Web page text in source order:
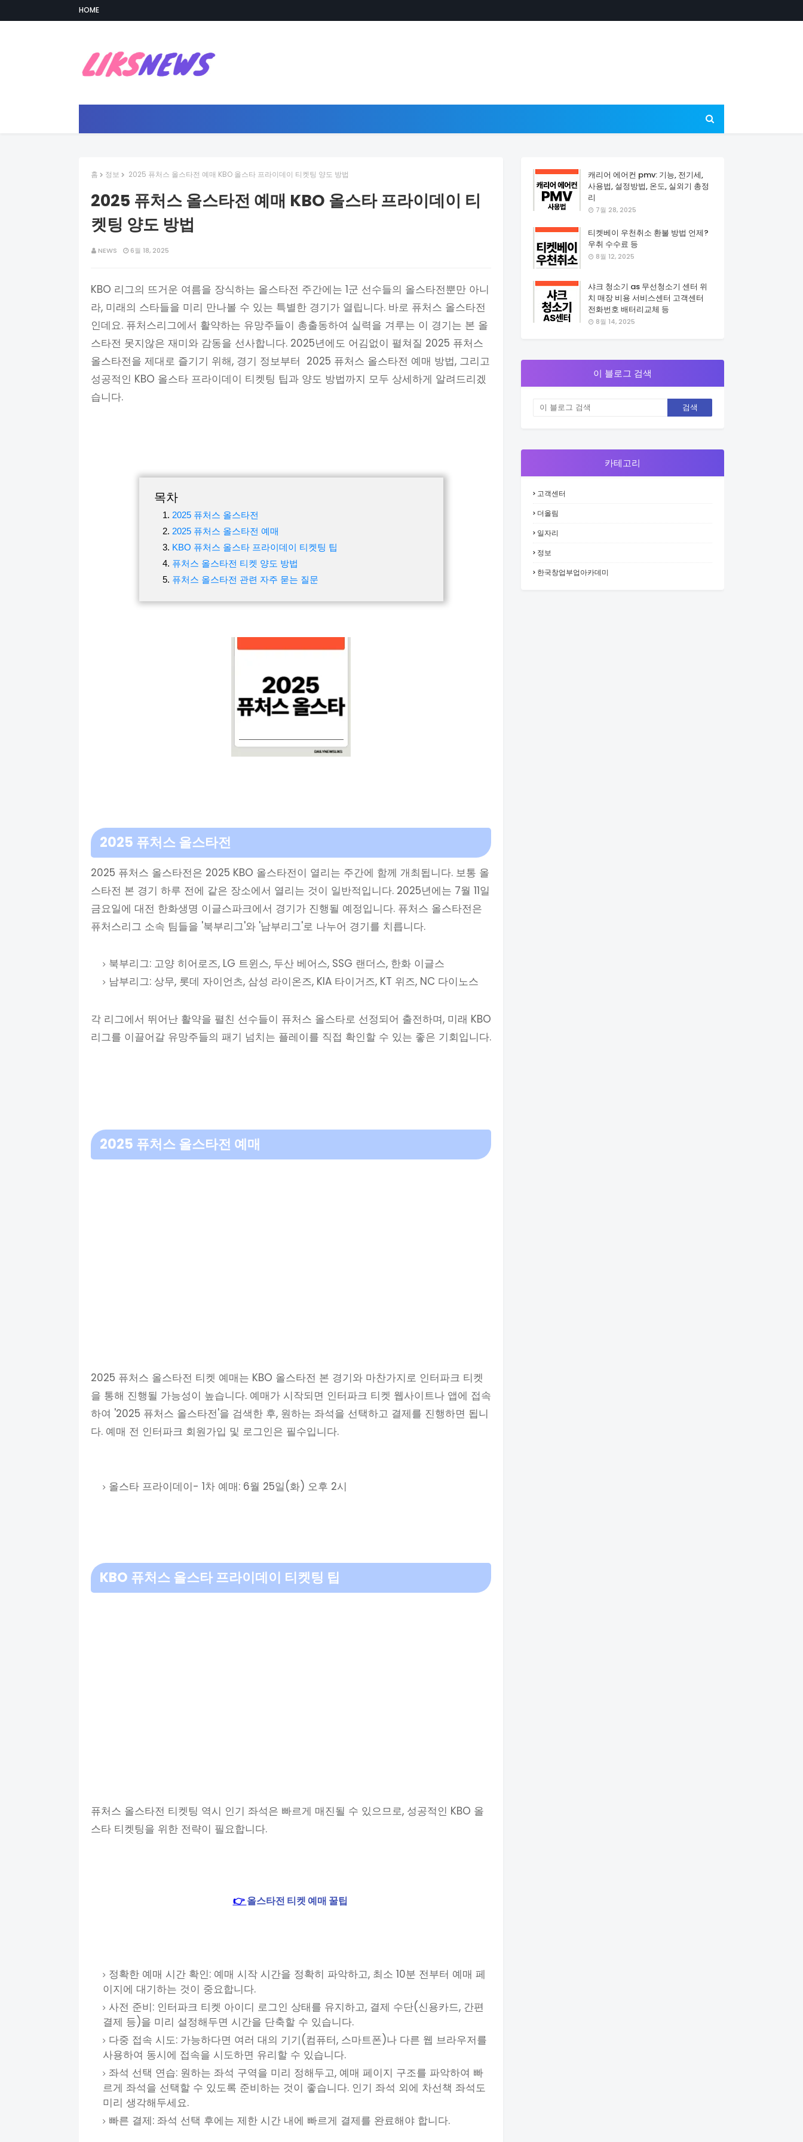
HOME
홈 정보 2025 퓨처스 올스타전 예매 KBO 올스타 프라이데이 티켓팅 양도 방법
2025 퓨처스 올스타전 예매 KBO 올스타 프라이데이 티
켓팅 양도 방법
NEWS 6월 18, 2025
KBO 리그의 뜨거운 여름을 장식하는 올스타전 주간에는 1군 선수들의 올스타전뿐만 아니
라, 미래의 스타들을 미리 만나볼 수 있는 특별한 경기가 열립니다. 바로 퓨처스 올스타전
인데요. 퓨처스리그에서 활약하는 유망주들이 총출동하여 실력을 겨루는 이 경기는 본 올
스타전 못지않은 재미와 감동을 선사합니다. 2025년에도 어김없이 펼쳐질 2025 퓨처스
올스타전을 제대로 즐기기 위해, 경기 정보부터 2025 퓨처스 올스타전 예매 방법, 그리고
성공적인 KBO 올스타 프라이데이 티켓팅 팁과 양도 방법까지 모두 상세하게 알려드리겠
습니다.
목차
2025 퓨처스 올스타전
2025 퓨처스 올스타전 예매
KBO 퓨처스 올스타 프라이데이 티켓팅 팁
퓨처스 올스타전 티켓 양도 방법
퓨처스 올스타전 관련 자주 묻는 질문
2025 퓨처스 올스타전
2025 퓨처스 올스타전은 2025 KBO 올스타전이 열리는 주간에 함께 개최됩니다. 보통 올
스타전 본 경기 하루 전에 같은 장소에서 열리는 것이 일반적입니다. 2025년에는 7월 11일
금요일에 대전 한화생명 이글스파크에서 경기가 진행될 예정입니다. 퓨처스 올스타전은
퓨처스리그 소속 팀들을 '북부리그'와 '남부리그'로 나누어 경기를 치릅니다.
북부리그: 고양 히어로즈, LG 트윈스, 두산 베어스, SSG 랜더스, 한화 이글스
남부리그: 상무, 롯데 자이언츠, 삼성 라이온즈, KIA 타이거즈, KT 위즈, NC 다이노스
각 리그에서 뛰어난 활약을 펼친 선수들이 퓨처스 올스타로 선정되어 출전하며, 미래 KBO
리그를 이끌어갈 유망주들의 패기 넘치는 플레이를 직접 확인할 수 있는 좋은 기회입니다.
2025 퓨처스 올스타전 예매
2025 퓨처스 올스타전 티켓 예매는 KBO 올스타전 본 경기와 마찬가지로 인터파크 티켓
을 통해 진행될 가능성이 높습니다. 예매가 시작되면 인터파크 티켓 웹사이트나 앱에 접속
하여 '2025 퓨처스 올스타전'을 검색한 후, 원하는 좌석을 선택하고 결제를 진행하면 됩니
다. 예매 전 인터파크 회원가입 및 로그인은 필수입니다.
올스타 프라이데이- 1차 예매: 6월 25일(화) 오후 2시
KBO 퓨처스 올스타 프라이데이 티켓팅 팁
퓨처스 올스타전 티켓팅 역시 인기 좌석은 빠르게 매진될 수 있으므로, 성공적인 KBO 올
스타 티켓팅을 위한 전략이 필요합니다.
👉올스타전 티켓 예매 꿀팁
정확한 예매 시간 확인: 예매 시작 시간을 정확히 파악하고, 최소 10분 전부터 예매 페
이지에 대기하는 것이 중요합니다.
사전 준비: 인터파크 티켓 아이디 로그인 상태를 유지하고, 결제 수단(신용카드, 간편
결제 등)을 미리 설정해두면 시간을 단축할 수 있습니다.
다중 접속 시도: 가능하다면 여러 대의 기기(컴퓨터, 스마트폰)나 다른 웹 브라우저를
사용하여 동시에 접속을 시도하면 유리할 수 있습니다.
좌석 선택 연습: 원하는 좌석 구역을 미리 정해두고, 예매 페이지 구조를 파악하여 빠
르게 좌석을 선택할 수 있도록 준비하는 것이 좋습니다. 인기 좌석 외에 차선책 좌석도
미리 생각해두세요.
빠른 결제: 좌석 선택 후에는 제한 시간 내에 빠르게 결제를 완료해야 합니다.
캐리어 에어컨 pmv: 기능, 전기세,
사용법, 설정방법, 온도, 실외기 총정
리
7월 28, 2025
티켓베이 우천취소 환불 방법 언제?
우취 수수료 등
8월 12, 2025
샤크 청소기 as 무선청소기 센터 위
치 매장 비용 서비스센터 고객센터
전화번호 배터리교체 등
8월 14, 2025
이 블로그 검색
카테고리
고객센터
더올림
일자리
정보
한국창업부업아카데미